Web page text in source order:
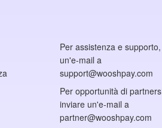
Per assistenza e
un'e-mail a
support@wooshpay.com
Per opportunità di
inviare un'e-mail a
partner@wooshpay.com